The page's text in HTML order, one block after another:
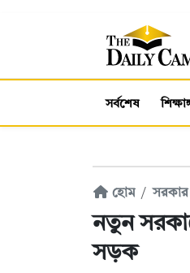
সর্বশেষ
হোম সরকার
নতুন
সড়ক